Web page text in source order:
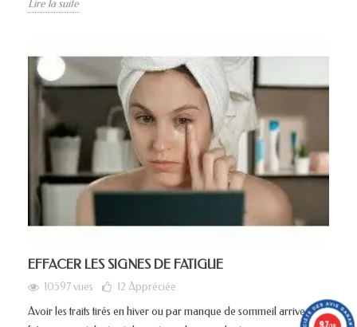
Lire la suite
EFFACER LES SIGNES DE FATIGUE
10597 vues 12 Appréciée
Avoir les traits tirés en hiver ou par manque de sommeil arrive
9.7/10